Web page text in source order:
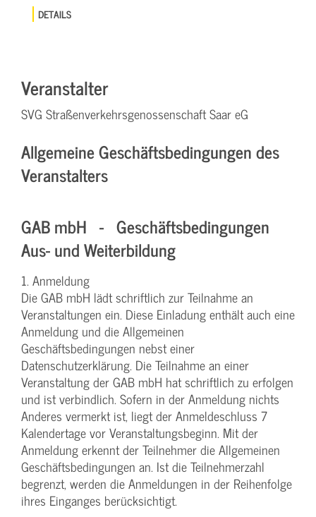
DETAILS
Veranstalter
SVG Straßenverkehrsgenossenschaft Saar eG
Allgemeine Geschäftsbedingungen des
Veranstalters
GAB mbH - Geschäftsbedingungen
Aus- und Weiterbildung
1. Anmeldung
Die GAB mbH lädt schriftlich zur Teilnahme an
Veranstaltungen ein. Diese Einladung enthält auch eine
Anmeldung und die Allgemeinen
Geschäftsbedingungen nebst einer
Datenschutzerklärung. Die Teilnahme an einer
Veranstaltung der GAB mbH hat schriftlich zu erfolgen
und ist verbindlich. Sofern in der Anmeldung nichts
Anderes vermerkt ist, liegt der Anmeldeschluss 7
Kalendertage vor Veranstaltungsbeginn. Mit der
Anmeldung erkennt der Teilnehmer die Allgemeinen
Geschäftsbedingungen an. Ist die Teilnehmerzahl
begrenzt, werden die Anmeldungen in der Reihenfolge
ihres Einganges berücksichtigt.